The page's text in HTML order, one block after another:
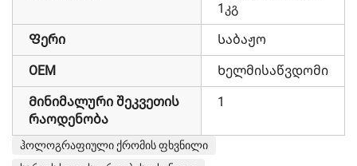
1კგ
Ფერი Საბაჟო
OEM Ხელმისაწვდომი
Მინიმალური შეკვეთის
რაოდენობა
1
ჰოლოგრაფიული ქრომის ფხვნილი